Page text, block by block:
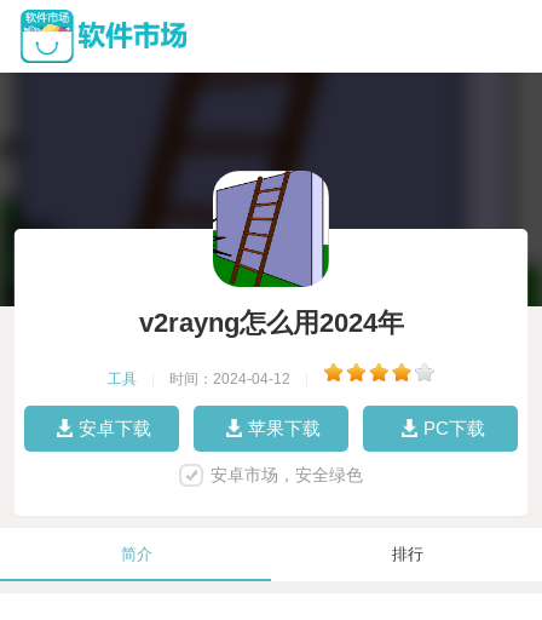
v2rayng怎么用2024年
工具 时间：2024-04-12
安卓下载 苹果下载 PC下载
安卓市场，安全绿色
简介 排行